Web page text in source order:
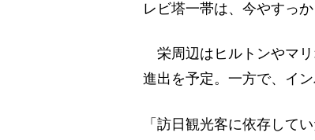
レビ塔一帯は、今やすっ
栄周辺はヒルトンやマリ
進出を予定。一方で、イ
「訪日観光客に依存して